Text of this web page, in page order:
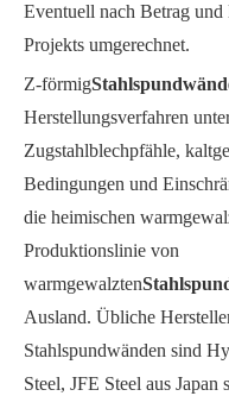
Eventuell nach Betrag und
Projekts umgerechnet.
Z-förmig
Herstellungsverfahren
Zugstahlblechpfähle,
Bedingungen und
die heimischen
Produktionslinie von
warmgewalzten
Ausland. Übliche
Stahlspundwänden sind
Steel, JFE Steel aus